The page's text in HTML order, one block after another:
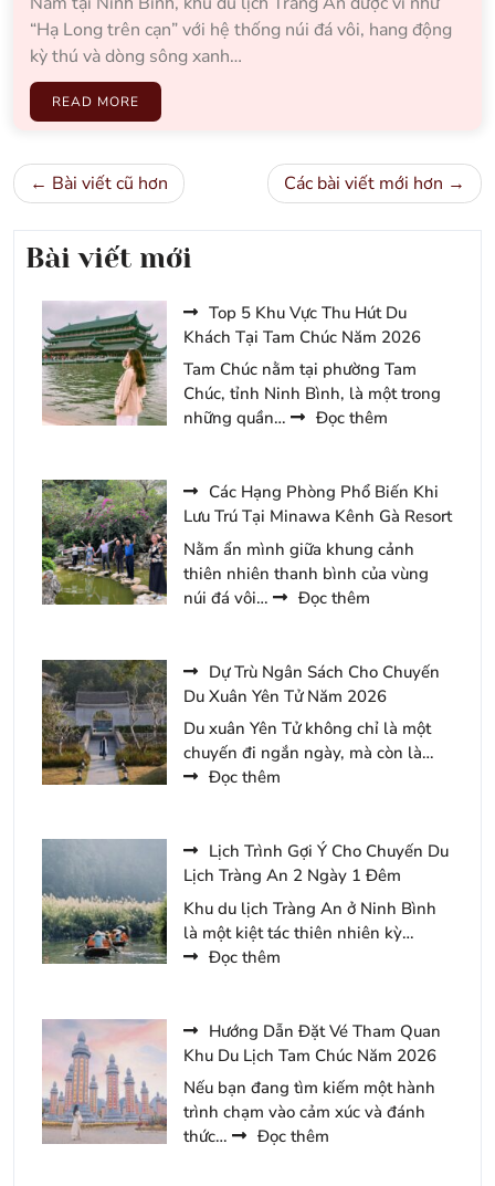
“Hạ Long trên cạn” với hệ thống núi đá vôi, hang động
kỳ thú và dòng sông xanh…
READ MORE
Điều
hướng
bài
viết
Bài viết cũ hơn Các bài viết mới hơn
Bài viết mới
Top 5 Khu Vực Thu Hút Du
Khách Tại Tam Chúc Năm 2026
Tam Chúc nằm tại phường Tam
Chúc, tỉnh Ninh Bình, là một trong
những quần…
Đọc thêm
Khu
Vực
Thu
Hút
Du
Tam
Chúc
2026
Các Hạng Phòng Phổ Biến Khi
Lưu Trú Tại Minawa Kênh Gà Resort
Nằm ẩn mình giữa khung cảnh
thiên nhiên thanh bình của vùng
núi đá vôi…
Đọc thêm
Phòng
Phổ
Biến
Khi
Minawa
Kênh
Gà
Resort
Dự Trù Ngân Sách Cho Chuyến
Du Xuân Yên Tử Năm 2026
Du xuân Yên Tử không chỉ là một
chuyến đi ngắn ngày, mà còn là…
Đọc thêm
Ngân
Sách
Cho
Chuyến
Tử
Năm
2026
Lịch Trình Gợi Ý Cho Chuyến Du
Lịch Tràng An 2 Ngày 1 Đêm
Khu du lịch Tràng An ở Ninh Bình
là một kiệt tác thiên nhiên kỳ…
Đọc thêm
Gợi
Ý
Cho
Chuyến
Du
Hướng Dẫn Đặt Vé Tham Quan
Khu Du Lịch Tam Chúc Năm 2026
Nếu bạn đang tìm kiếm một hành
trình chạm vào cảm xúc và đánh
thức…
Đọc thêm